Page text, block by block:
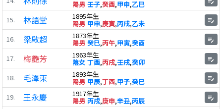
陽男 乙巳
,
甲申
,
癸酉
,
壬子
15. 林語堂 1895年生
陽男 乙未
,
丙戌
,
庚寅
,
甲申 edit_note
16. 梁啟超 1873年生
陽男 癸酉
,
甲寅
,
丙午
,
癸巳 edit_note
17. 梅艷芳 1963年生
陰女 癸卯
,
壬戌
,
丙戌
,
丁酉 edit_note
18. 毛澤東 1893年生
陽男 癸巳
,
甲子
,
丁酉
,
甲辰 edit_note
19. 王永慶 1917年生
陽男 丙辰
,
辛丑
,
庚申
,
丙戌 edit_note